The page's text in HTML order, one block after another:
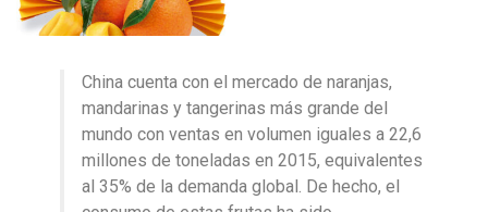
China cuenta con el mercado de naranjas,
mandarinas y tangerinas más grande del
mundo con ventas en volumen iguales a 22,6
millones de toneladas en 2015, equivalentes
al 35% de la demanda global. De hecho, el